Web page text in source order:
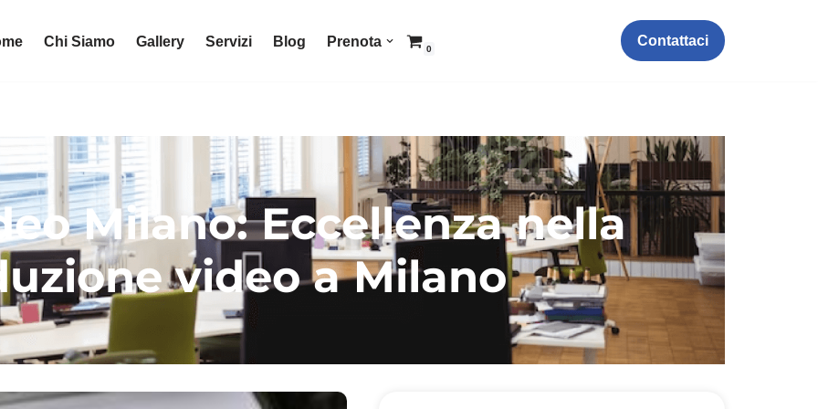
Chi Siamo Gallery Servizi Blog Prenota 0 Contattaci
Milano: Eccellenza nella
video a Milano